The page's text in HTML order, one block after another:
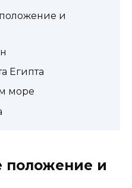
и
Египта
море
положение и